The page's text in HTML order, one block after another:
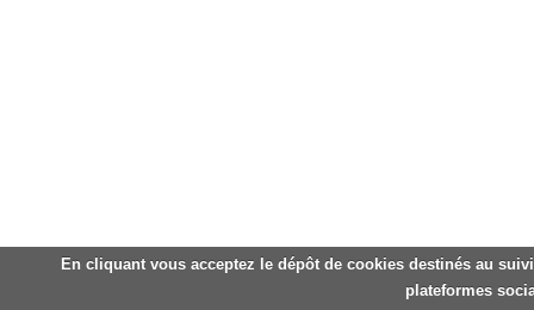
En cliquant vous acceptez le dépôt de cookies destinés au
plateformes